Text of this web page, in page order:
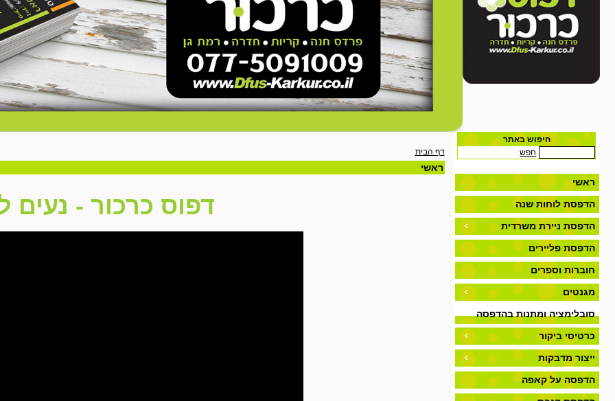
חיפוש באתר
חפש
ראשי
הדפסת לוחות שנה
הדפסת ניירת משרדית
הדפסת פליירים
חוברות וספרים
מגנטים
סובלימציה ומתנות בהדפסה
אישית
כרטיסי ביקור
ייצור מדבקות
הדפסה על קאפה
דף הבית
ראשי
דפוס כרכור - נעים